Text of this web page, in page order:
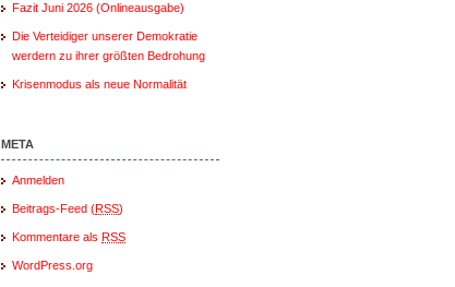
Fazit Juni 2026 (Onlineausgabe)
Die Verteidiger unserer Demokratie
werdern zu ihrer größten Bedrohung
Krisenmodus als neue Normalität
META
Anmelden
Beitrags-Feed (RSS)
Kommentare als RSS
WordPress.org